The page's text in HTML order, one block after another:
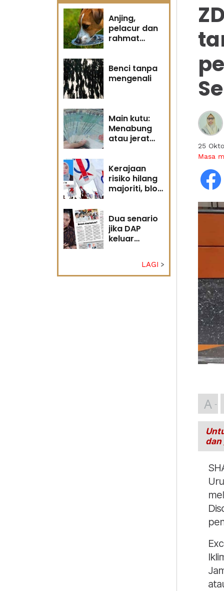
Anjing,
pelacur dan
rahmat
Benci tanpa
mengenali
Main kutu:
Menabung
atau jerat
Kerajaan
risiko hilang
majoriti, blok
semula
Dua senario
jika DAP
keluar
LAGI
25
Masa
A
dan